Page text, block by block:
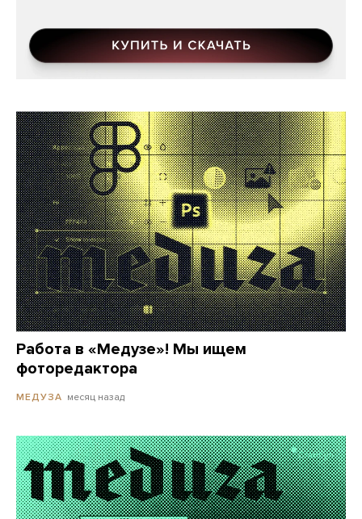
Работа в «Медузе»! Мы ищем
фоторедактора
МЕДУЗА месяц назад